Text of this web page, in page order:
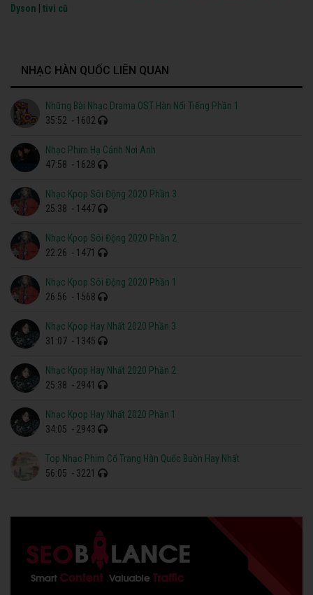
Dyson
tivi cũ
NHẠC HÀN QUỐC LIÊN QUAN
Những Bài Nhạc Drama OST Hàn Nổi Tiếng Phần 1
35:52 - 1602
Nhạc Phim Hạ Cánh Nơi Anh
47:58 - 1628
Nhạc Kpop Sôi Động 2020 Phần 3
25:38 - 1447
Nhạc Kpop Sôi Động 2020 Phần 2
22:26 - 1471
Nhạc Kpop Sôi Động 2020 Phần 1
26:56 - 1568
Nhạc Kpop Hay Nhất 2020 Phần 3
31:07 - 1345
Nhạc Kpop Hay Nhất 2020 Phần 2
25:38 - 2941
Nhạc Kpop Hay Nhất 2020 Phần 1
34:05 - 2943
Top Nhạc Phim Cổ Trang Hàn Quốc Buồn Hay Nhất
56:05 - 3221